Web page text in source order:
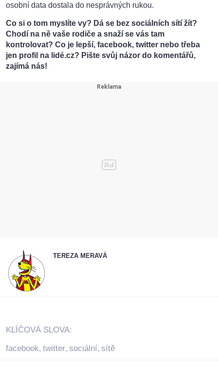
osobní data dostala do nesprávných rukou.
Co si o tom myslíte vy? Dá se bez sociálních sítí žít?
Chodí na ně vaše rodiče a snaží se vás tam
kontrolovat? Co je lepší, facebook, twitter nebo třeba
jen profil na lidé.cz? Pište svůj názor do komentářů,
zajímá nás!
TEREZA MERAVÁ
KLÍČOVÁ SLOVA:
facebook, twitter, sociální, sítě